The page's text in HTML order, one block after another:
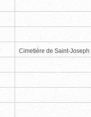
Cimetière de Saint-Joseph